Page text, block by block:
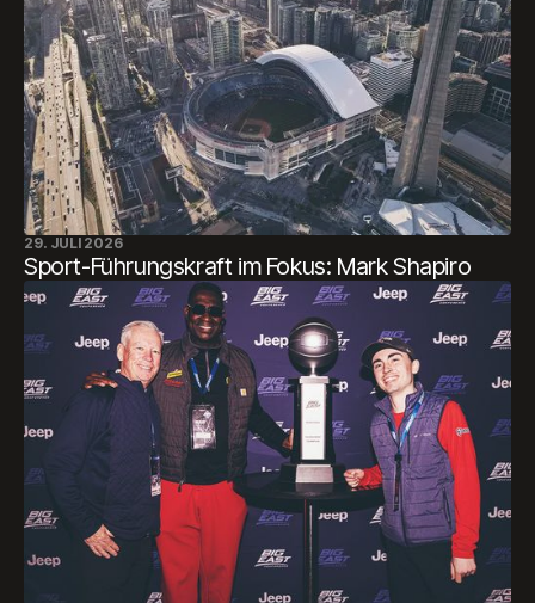
29. JULI 2026
Sport-Führungskraft im Fokus: Mark Shapiro